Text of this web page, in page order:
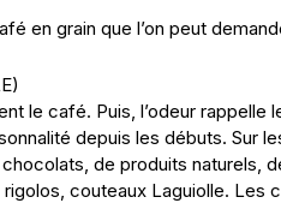
en grain que l’on peut
le café. Puis, l’odeur rappelle
depuis les débuts. Sur
de produits naturels,
couteaux Laguiolle. Les